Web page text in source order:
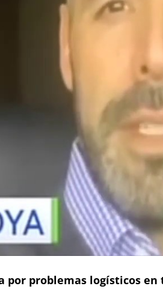
por problemas logísticos